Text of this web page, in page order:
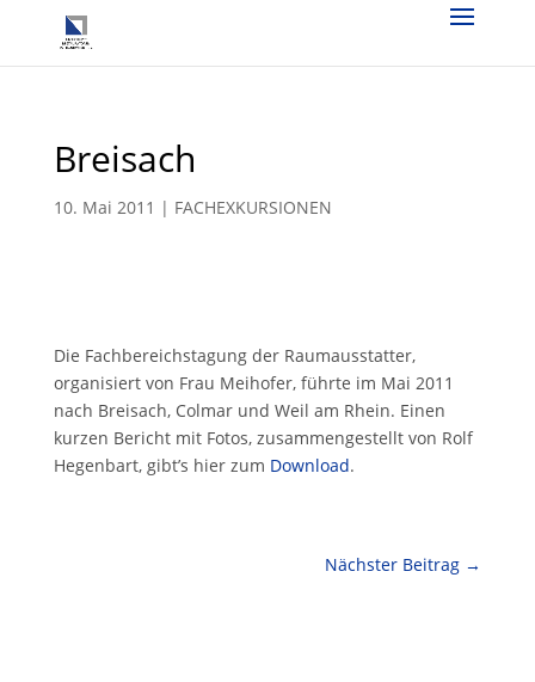
Breisach
10. Mai 2011 | FACHEXKURSIONEN
Die Fachbereichstagung der Raumausstatter,
organisiert von Frau Meihofer, führte im Mai 2011
nach Breisach, Colmar und Weil am Rhein. Einen
kurzen Bericht mit Fotos, zusammengestellt von Rolf
Hegenbart, gibt’s hier zum Download.
Nächster Beitrag →